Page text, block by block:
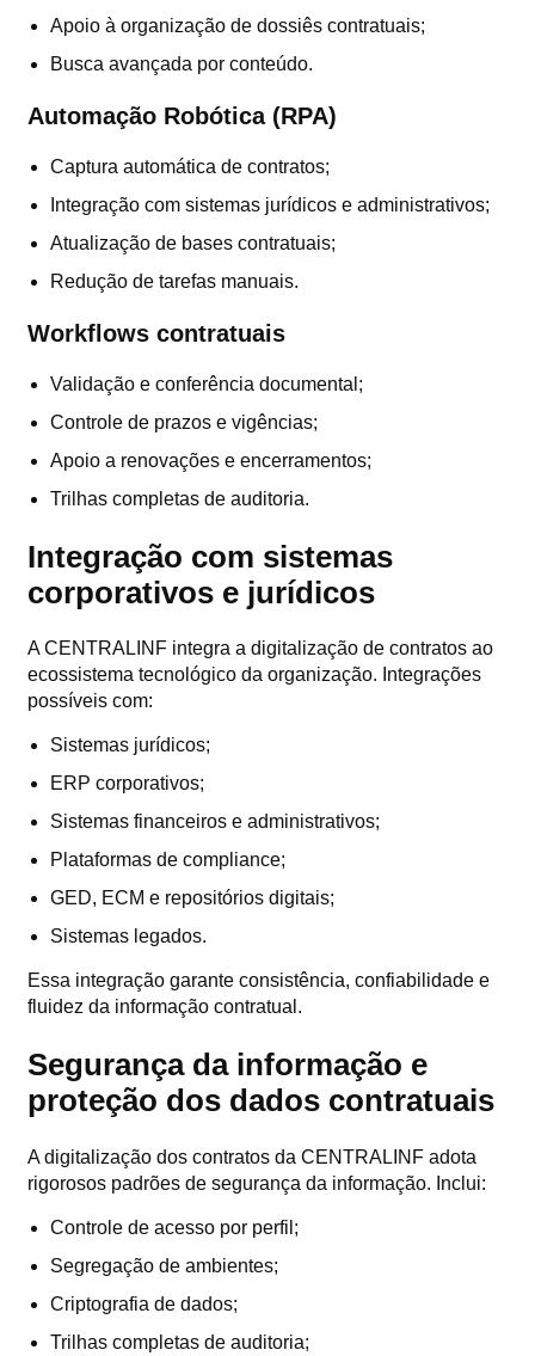
Apoio à organização de dossiês contratuais;
Busca avançada por conteúdo.
Automação Robótica (RPA)
Captura automática de contratos;
Integração com sistemas jurídicos e administrativos;
Atualização de bases contratuais;
Redução de tarefas manuais.
Workflows contratuais
Validação e conferência documental;
Controle de prazos e vigências;
Apoio a renovações e encerramentos;
Trilhas completas de auditoria.
Integração com sistemas
corporativos e jurídicos
A CENTRALINF integra a digitalização de contratos ao
ecossistema tecnológico da organização. Integrações
possíveis com:
Sistemas jurídicos;
ERP corporativos;
Sistemas financeiros e administrativos;
Plataformas de compliance;
GED, ECM e repositórios digitais;
Sistemas legados.
Essa integração garante consistência, confiabilidade e
fluidez da informação contratual.
Segurança da informação e
proteção dos dados contratuais
A digitalização dos contratos da CENTRALINF adota
rigorosos padrões de segurança da informação. Inclui:
Controle de acesso por perfil;
Segregação de ambientes;
Criptografia de dados;
Trilhas completas de auditoria;